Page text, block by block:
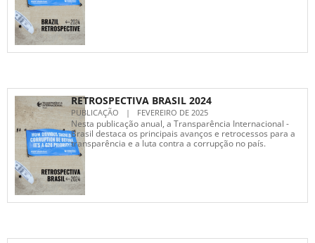
RETROSPECTIVA BRASIL 2024
PUBLICAÇÃO | FEVEREIRO DE 2025
Nesta publicação anual, a Transparência Internacional -
Brasil destaca os principais avanços e retrocessos para a
transparência e a luta contra a corrupção no país.